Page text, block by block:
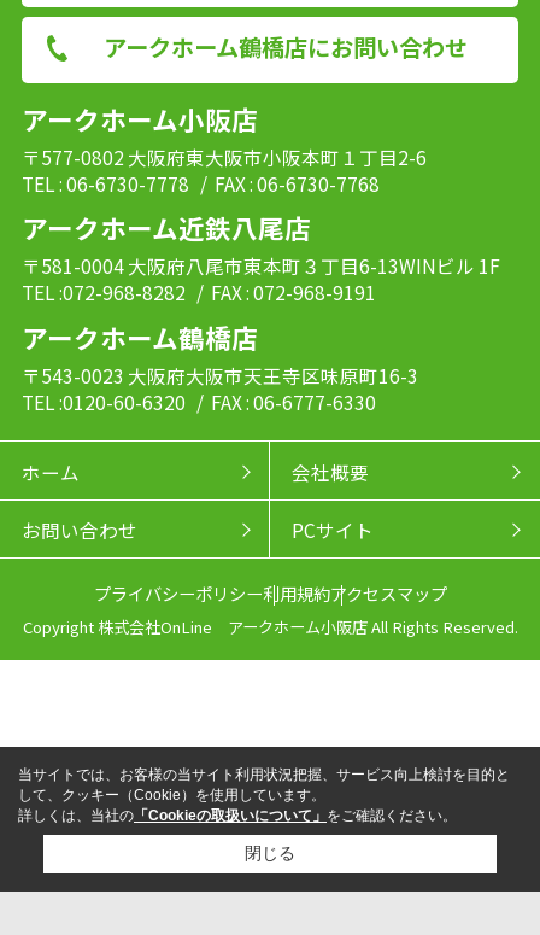
アークホーム鶴橋店にお問い合わせ
アークホーム小阪店
〒577-0802 大阪府東大阪市小阪本町１丁目2-6
TEL : 06-6730-7778 / FAX : 06-6730-7768
アークホーム近鉄八尾店
〒581-0004 大阪府八尾市東本町３丁目6-13WINビル 1F
TEL :072-968-8282 / FAX : 072-968-9191
アークホーム鶴橋店
〒543-0023 大阪府大阪市天王寺区味原町16-3
TEL :0120-60-6320 / FAX : 06-6777-6330
ホーム 会社概要
お問い合わせ PCサイト
プライバシーポリシー利用規約アクセスマップ
Copyright 株式会社OnLine アークホーム小阪店 All Rights Reserved.
LINEからお問い合わせ
当サイトでは、お客様の当サイト利用状況把握、サービス向上検討を目的と
して、クッキー（Cookie）を使用しています。
詳しくは、当社の 「Cookieの取扱いについて」 をご確認ください。
閉じる